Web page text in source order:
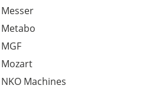
Messer
Metabo
MGF
Mozart
NKO Machines